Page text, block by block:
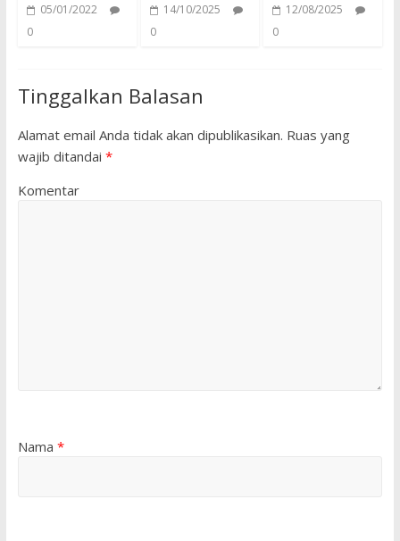
05/01/2022
0
14/10/2025
0
12/08/2025
0
Tinggalkan Balasan
Alamat email Anda tidak akan dipublikasikan. Ruas yang
wajib ditandai *
Komentar
Nama *